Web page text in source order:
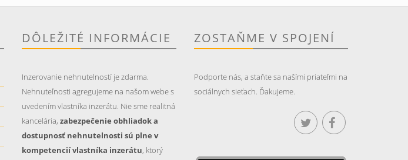
DÔLEŽITÉ INFORMÁCIE
Inzerovanie nehnutelností je zdarma.
Nehnuteľnosti agregujeme na našom webe s
uvedením vlastníka inzerátu. Nie sme realitná
kancelária, zabezpečenie obhliadok a
dostupnosť nehnutelnosti sú plne v
kompetencií vlastníka inzerátu, ktorý
ZOSTAŇME V SPOJENÍ
Podporte nás, a staňte sa našími priateľmi na
sociálnych sieťach. Ďakujeme.